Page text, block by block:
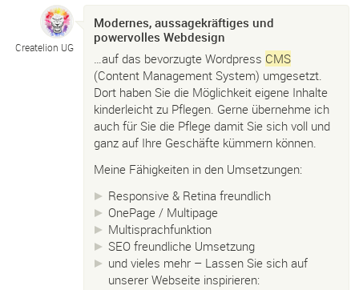
Createlion UG
Modernes, aussagekräftiges und
powervolles Webdesign
…auf das bevorzugte Wordpress CMS
(Content Management System) umgesetzt.
Dort haben Sie die Möglichkeit eigene Inhalte
kinderleicht zu Pflegen. Gerne übernehme ich
auch für Sie die Pflege damit Sie sich voll und
ganz auf Ihre Geschäfte kümmern können.
Meine Fähigkeiten in den Umsetzungen:
Responsive & Retina freundlich
OnePage / Multipage
Multisprachfunktion
SEO freundliche Umsetzung
und vieles mehr – Lassen Sie sich auf
unserer Webseite inspirieren: